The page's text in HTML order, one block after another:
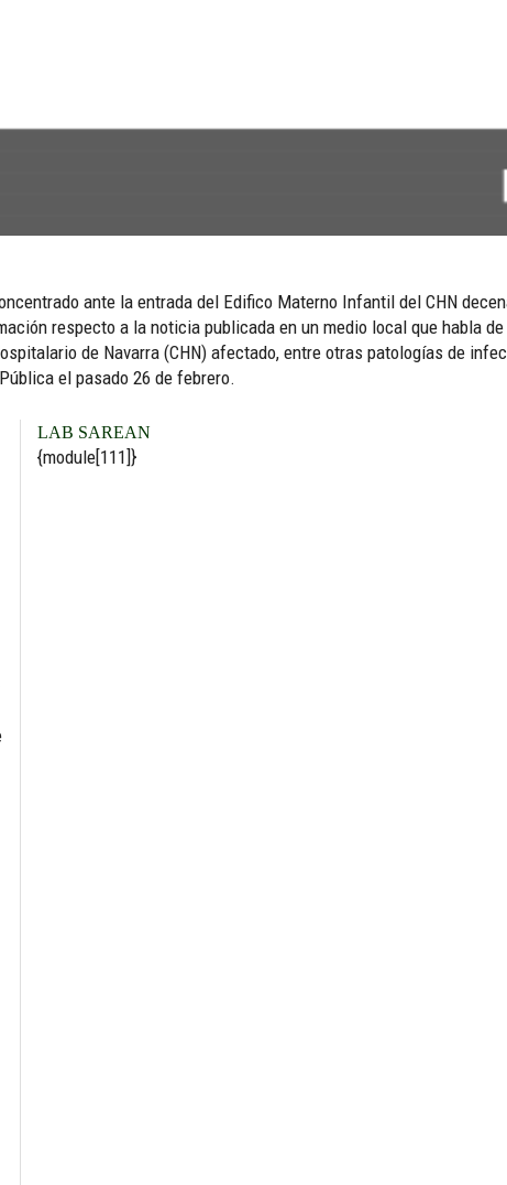
ante la entrada del Edifico Materno Infantil del CHN
respecto a la noticia publicada en un medio local que habla
de Navarra (CHN) afectado, entre otras patologías de
el pasado 26 de febrero.
LAB SAREAN
{module[111]}